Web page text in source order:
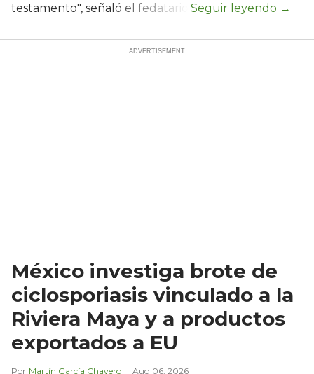
testamento", señaló el fedatario.
México investiga brote de
ciclosporiasis vinculado a la
Riviera Maya y a productos
exportados a EU
Martín García Chavero Aug 06, 2026